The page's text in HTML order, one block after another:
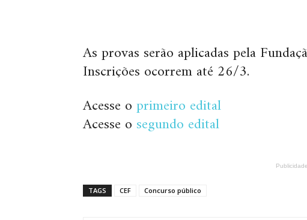
As provas serão aplicadas pela
Inscrições ocorrem até 26/3.
Acesse oprimeiro edital
Acesse osegundo edital
Publicidade
TAGS CEF Concurso público